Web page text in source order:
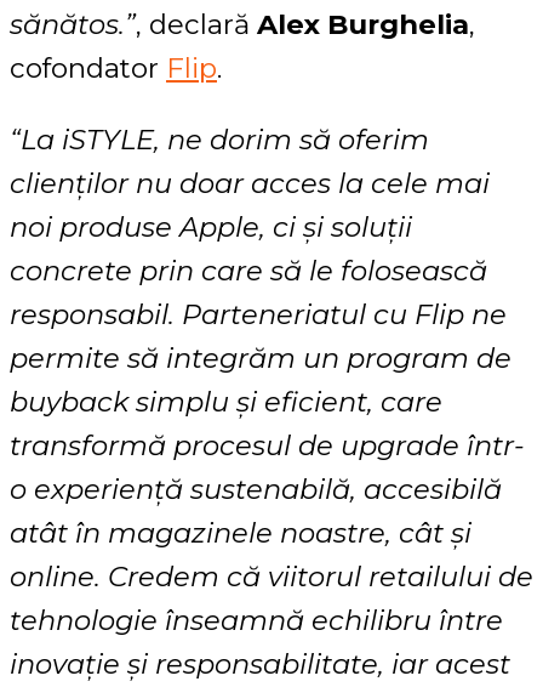
sănătos.”, declară Alex Burghelia,
cofondator Flip.
“La iSTYLE, ne dorim să oferim
clienților nu doar acces la cele mai
noi produse Apple, ci și soluții
concrete prin care să le folosească
responsabil. Parteneriatul cu Flip ne
permite să integrăm un program de
buyback simplu și eficient, care
transformă procesul de upgrade într-
o experiență sustenabilă, accesibilă
atât în magazinele noastre, cât și
online. Credem că viitorul retailului de
tehnologie înseamnă echilibru între
inovație și responsabilitate, iar acest